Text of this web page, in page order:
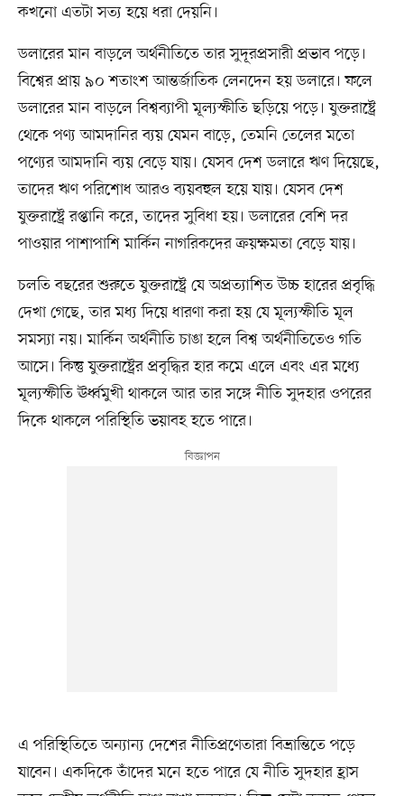
কখনো এতটা সত্য হয়ে ধরা দেয়নি।
ডলারের মান বাড়লে অর্থনীতিতে তার সুদূরপ্রসারী প্রভাব পড়ে।
বিশ্বের প্রায় ৯০ শতাংশ আন্তর্জাতিক লেনদেন হয় ডলারে। ফলে
ডলারের মান বাড়লে বিশ্বব্যাপী মূল্যস্ফীতি ছড়িয়ে পড়ে। যুক্তরাষ্ট্রে
থেকে পণ্য আমদানির ব্যয় যেমন বাড়ে, তেমনি তেলের মতো
পণ্যের আমদানি ব্যয় বেড়ে যায়। যেসব দেশ ডলারে ঋণ দিয়েছে,
তাদের ঋণ পরিশোধ আরও ব্যয়বহুল হয়ে যায়। যেসব দেশ
যুক্তরাষ্ট্রে রপ্তানি করে, তাদের সুবিধা হয়। ডলারের বেশি দর
পাওয়ার পাশাপাশি মার্কিন নাগরিকদের ক্রয়ক্ষমতা বেড়ে যায়।
চলতি বছরের শুরুতে যুক্তরাষ্ট্রে যে অপ্রত্যাশিত উচ্চ হারের প্রবৃদ্ধি
দেখা গেছে, তার মধ্য দিয়ে ধারণা করা হয় যে মূল্যস্ফীতি মূল
সমস্যা নয়। মার্কিন অর্থনীতি চাঙা হলে বিশ্ব অর্থনীতিতেও গতি
আসে। কিন্তু যুক্তরাষ্ট্রের প্রবৃদ্ধির হার কমে এলে এবং এর মধ্যে
মূল্যস্ফীতি ঊর্ধ্বমুখী থাকলে আর তার সঙ্গে নীতি সুদহার ওপরের
দিকে থাকলে পরিস্থিতি ভয়াবহ হতে পারে।
এ পরিস্থিতিতে অন্যান্য দেশের নীতিপ্রণেতারা বিভ্রান্তিতে পড়ে
যাবেন। একদিকে তাঁদের মনে হতে পারে যে নীতি সুদহার হ্রাস